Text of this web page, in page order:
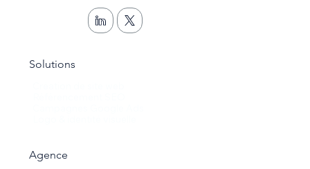
Solutions
Agence